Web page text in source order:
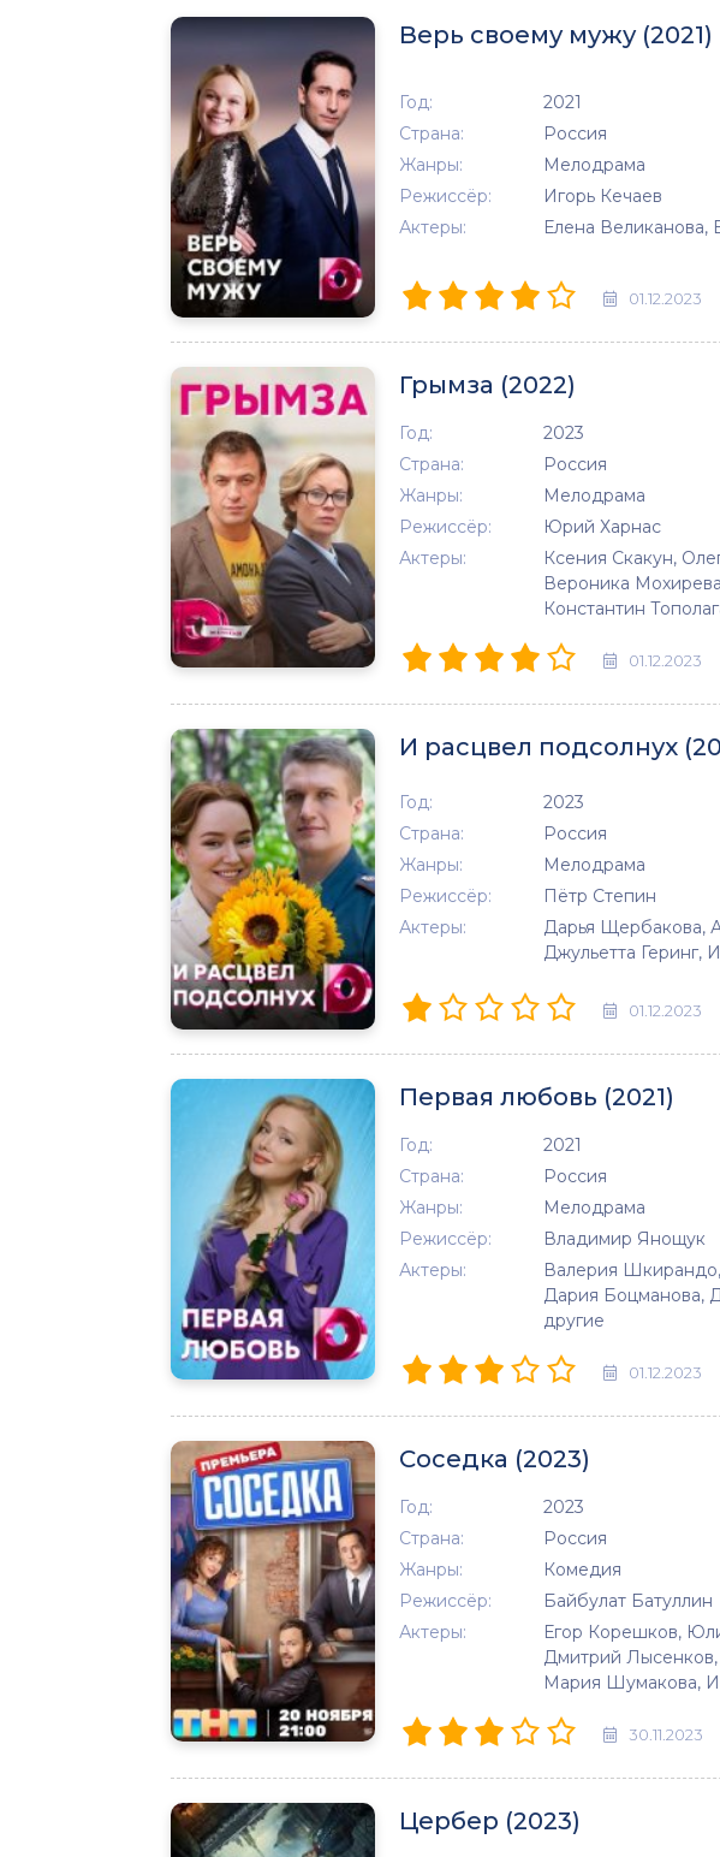
Верь своему мужу (2021)
Год:
2021
Страна:
Россия
Жанры:
Мелодрама
Режиссёр:
Игорь Кечаев
Актеры:
Елена Великанова,
01.12.2023
Грымза (2022)
Год:
2023
Страна:
Россия
Жанры:
Мелодрама
Режиссёр:
Юрий Харнас
Актеры:
Ксения Скакун,
Вероника
Константин
01.12.2023
И расцвел подсолнух
Год:
2023
Страна:
Россия
Жанры:
Мелодрама
Режиссёр:
Пётр Степин
Актеры:
Дарья Щербакова,
Джульетта Геринг,
01.12.2023
Первая любовь (2021)
Год:
2021
Страна:
Россия
Жанры:
Мелодрама
Режиссёр:
Владимир Янощук
Актеры:
Валерия
Дария Боцманова,
другие
01.12.2023
Соседка (2023)
Год:
2023
Страна:
Россия
Жанры:
Комедия
Режиссёр:
Байбулат Батуллин
Актеры:
Егор Корешков,
Дмитрий Лысенков,
Мария Шумакова,
30.11.2023
Цербер (2023)